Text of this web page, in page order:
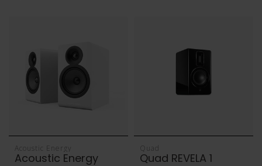
Acoustic Energy
Acoustic Energy
Quad
Quad REVELA 1